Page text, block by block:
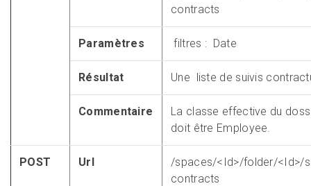
contracts
Paramètres filtres : Date
Résultat Une liste de suivis
Commentaire
La classe effective du
doit être Employee.
POST Url
/spaces/<Id>/folder/<Id>/
contracts